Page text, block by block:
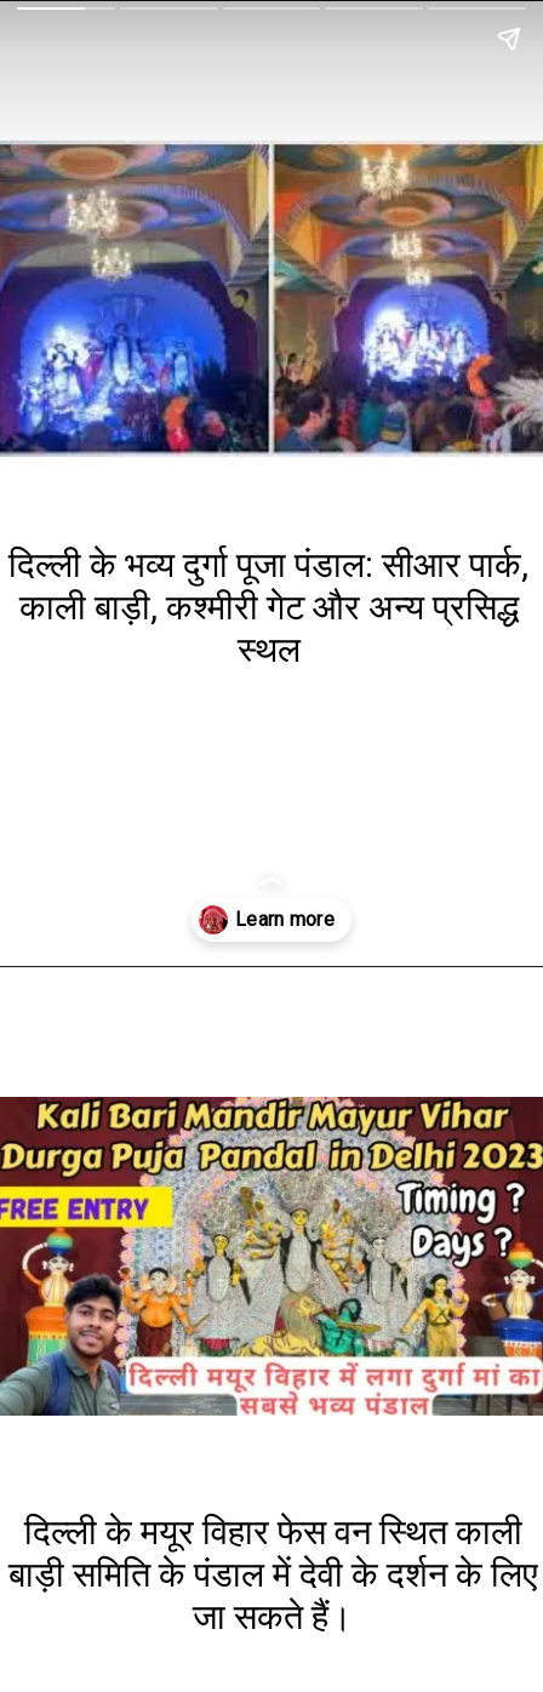
दिल्ली के भव्य दुर्गा पूजा पंडाल: सीआर पार्क,
काली बाड़ी, कश्मीरी गेट और अन्य प्रसिद्ध
स्थल
दिल्ली के मयूर विहार फेस वन स्थित काली
बाड़ी समिति के पंडाल में देवी के दर्शन के लिए
जा सकते हैं।